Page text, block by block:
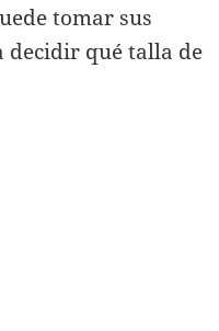
tomar sus
decidir qué talla de